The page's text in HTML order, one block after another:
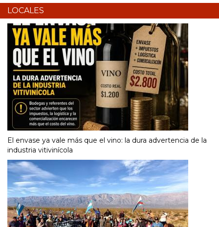
LOCALES
El envase ya vale más que el vino: la dura advertencia de la
industria vitivinícola